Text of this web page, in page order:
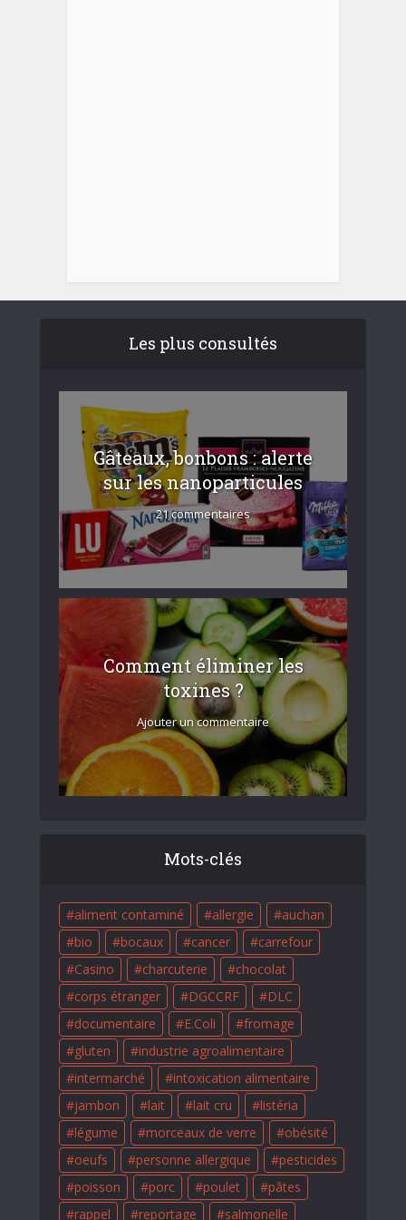
Les plus consultés
Gâteaux, bonbons : alerte
sur les nanoparticules
21 commentaires
Comment éliminer les
toxines ?
Ajouter un commentaire
Mots-clés
aliment contaminé allergie
auchan
bio
bocaux cancer
carrefour
Casino
charcuterie
chocolat
corps étranger
DGCCRF
DLC
documentaire
E.Coli
fromage
gluten
industrie agroalimentaire
intermarché
intoxication alimentaire
jambon
lait lait cru
listéria
légume
morceaux de verre
obésité
oeufs
personne allergique
pesticides
poisson
porc poulet
pâtes
rappel
reportage salmonelle